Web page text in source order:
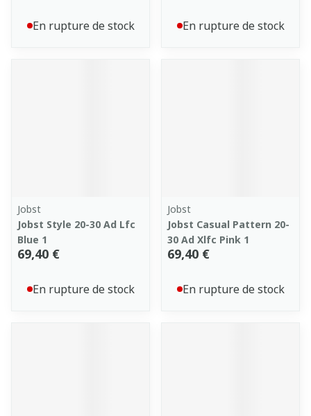
En rupture de stock En rupture de stock
Jobst
Jobst Style 20-30 Ad Lfc
Blue 1
69,40 €
En rupture de stock
Jobst
Jobst Casual Pattern 20-
30 Ad Xlfc Pink 1
69,40 €
En rupture de stock